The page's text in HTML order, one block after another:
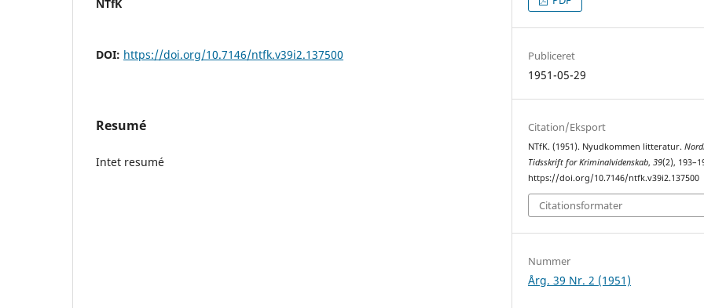
NTfK
DOI: https://doi.org/10.7146/ntfk.v39i2.137500
Resumé
Intet resumé
Publiceret
1951-05-29
Citation/Eksport
NTfK. (1951). Nyudkommen litteratur.
Tidsskrift for Kriminalvidenskab,39(2),
https://doi.org/10.7146/ntfk.v39i2.137500
Citationsformater
Nummer
Årg. 39 Nr. 2 (1951)